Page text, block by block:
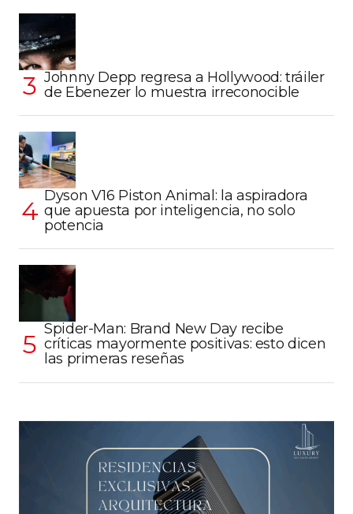
Johnny Depp regresa a Hollywood: tráiler
de Ebenezer lo muestra irreconocible
Dyson V16 Piston Animal: la aspiradora
que apuesta por inteligencia, no solo
potencia
Spider-Man: Brand New Day recibe
críticas mayormente positivas: esto dicen
las primeras reseñas